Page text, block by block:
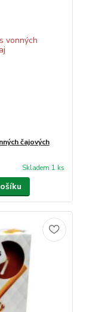
čajových
Skladem 1 ks